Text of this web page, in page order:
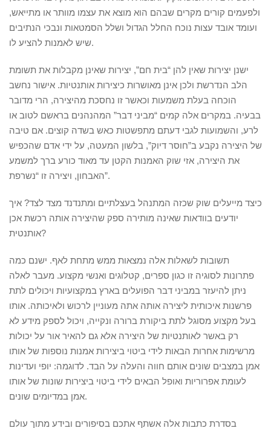
ולפעמים קורים מקרים שבהם הוא מוצא את עצמו מוותר או מתייאש,
ועומד אובד עצות נוכח החלל הגדול ושלל הסמטאות ונבכי הנתיבים
שיש לאמנות להציע לו.
ישנן יצירות שאין להן “בית חם”, יצירות שאינן מקבלות את תשומת
הלב הנדרשת ולכן אינן מאושרות כיצירות אותנטיות. אישור נחשב
הוכחה בעלת משמעות וכאשר זו נחסכת מהיצירה, הרי מדובר
בבעיה. במקרים אלה קמים “מביני דבר” המהנהנים בראשם לטוב או
לרע, והשמועות לגבי דעתם מתפשטות כאש בשדה קוצים. אם טיבה
של היצירה נקבע ב”חוסר דיוק”, בלשון המעטה, על ידי אדם שהכפיש
את היצירה, אזי שוק האמנות הקטן עד מאוד כורע ברך למשמע
האבחון, ויצירה זו “נשרפת”.
כיצד מייעלים שוק שכזה המתנהל בעצלתיים ומתנדנד מצד לצד? איך
יודעים בוודאות שאינה מותירה ספק שהיצירה אותה רכשת אכן
אותנטית?
תשובות לשאלות אלה נמצאות ממש מתחת לאף. ישנם כמה
פתרונות לסוגיה זו כגון ספרים, קטלוגים ואנשי מקצוע. מעבר לאלה
ניתן להיעזר במביני דבר הפועלים בארץ במקצועיות ויכולים לתת
פרשנות איכותית ליצירה אותה אתה מעוניין לרכוש ולאיכותה. אותו
בעל מקצוע מסוגל לתת ביקורת ברורה ונקייה, ויכול לספק מידע לא
רק באשר לאותנטיות של היצירה אלא גם להאיר אור על יכולות
מרשימות אחרות הבאות לידי ביטוי ביצירות אמנות נוספות של אותו
אמן במצבים שונים אותם חווה והעלה על הבד. לדוגמה: יופי ועדינות
לעומת אפרוריות ואופל הבאים לידי ביטוי ביצירות שונות של אותו
אמן במדיומים שונים.
בסדרת כתבות אלה אשתף אתכם בסיפורים ובידע מתוך עולם